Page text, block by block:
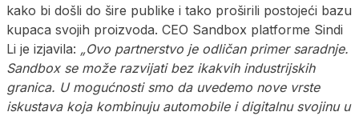
kako bi došli do šire publike i tako proširili postojeći bazu
kupaca svojih proizvoda. CEO Sandbox platforme Sindi
Li je izjavila: „Ovo partnerstvo je odličan primer saradnje.
Sandbox se može razvijati bez ikakvih industrijskih
granica. U mogućnosti smo da uvedemo nove vrste
iskustava koja kombinuju automobile i digitalnu svojinu u